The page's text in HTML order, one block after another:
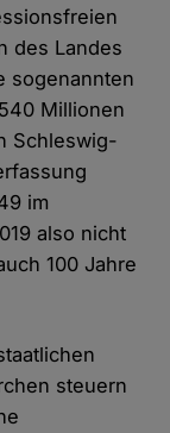
des Landes
sogenannten
Millionen
Schleswig-
im
also nicht
100 Jahre
steuern